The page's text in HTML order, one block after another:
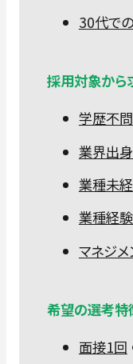
30代で
採用対象から
学歴不問
業界出
業種未
業種経
マネジメ
希望の選考特
面接1回